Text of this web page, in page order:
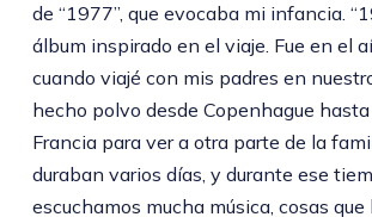
de “1977”, que evocaba mi infancia.
álbum inspirado en el viaje. Fue en el
cuando viajé con mis padres en
hecho polvo desde Copenhague hasta
Francia para ver a otra parte de la
duraban varios días, y durante ese
escuchamos mucha música, cosas